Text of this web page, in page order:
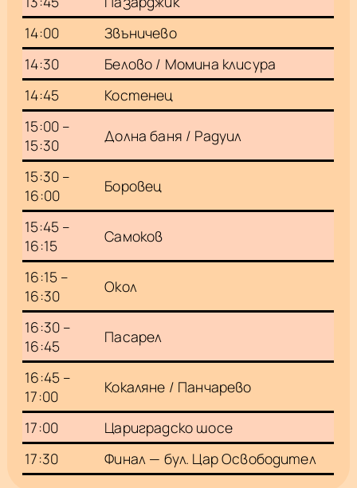
14:00
Звъничево
14:30
Белово / Момина клисура
14:45
Костенец
15:00 –
15:30
Долна баня / Радуил
15:30 –
16:00
Боровец
15:45 –
16:15
Самоков
16:15 –
16:30
Окол
16:30 –
16:45
Пасарел
16:45 –
17:00
Кокаляне / Панчарево
17:00
Цариградско шосе
17:30
Финал — бул. Цар Освободител